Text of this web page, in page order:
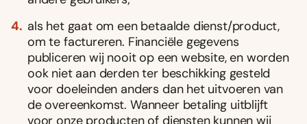
als het gaat om een betaalde dienst/product,
om te factureren. Financiële gegevens
publiceren wij nooit op een website, en worden
ook niet aan derden ter beschikking gesteld
voor doeleinden anders dan het uitvoeren van
de overeenkomst. Wanneer betaling uitblijft